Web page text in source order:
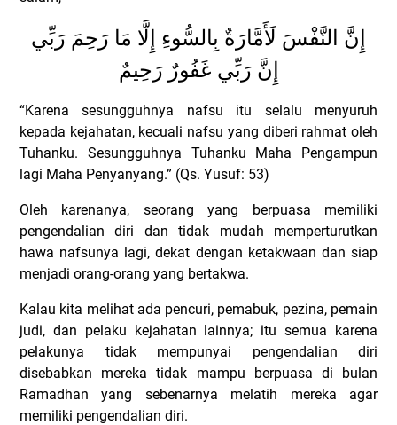
إِنَّ النَّفْسَ لَأَمَّارَةٌ بِالسُّوءِ إِلَّا مَا رَحِمَ رَبِّي
إِنَّ رَبِّي غَفُورٌ رَحِيمٌ
“Karena sesungguhnya nafsu itu selalu menyuruh
kepada kejahatan, kecuali nafsu yang diberi rahmat oleh
Tuhanku. Sesungguhnya Tuhanku Maha Pengampun
lagi Maha Penyanyang.” (Qs. Yusuf: 53)
Oleh karenanya, seorang yang berpuasa memiliki
pengendalian diri dan tidak mudah memperturutkan
hawa nafsunya lagi, dekat dengan ketakwaan dan siap
menjadi orang-orang yang bertakwa.
Kalau kita melihat ada pencuri, pemabuk, pezina, pemain
judi, dan pelaku kejahatan lainnya; itu semua karena
pelakunya tidak mempunyai pengendalian diri
disebabkan mereka tidak mampu berpuasa di bulan
Ramadhan yang sebenarnya melatih mereka agar
memiliki pengendalian diri.